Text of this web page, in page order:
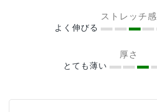
ストレッチ感
よく伸びる
厚さ
とても薄い